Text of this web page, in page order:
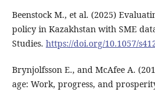
Beenstock M., et al. (2025)
policy in Kazakhstan with SME
Studies. https://doi.org/10.1057/
Brynjolfsson E., and McAfee A.
age: Work, progress, and